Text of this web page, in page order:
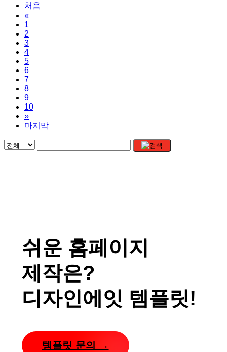
처음
«
1
2
3
4
5
6
7
8
9
10
»
마지막
쉬운 홈페이지
제작은?
디자인에잇 템플릿!
템플릿 문의 →